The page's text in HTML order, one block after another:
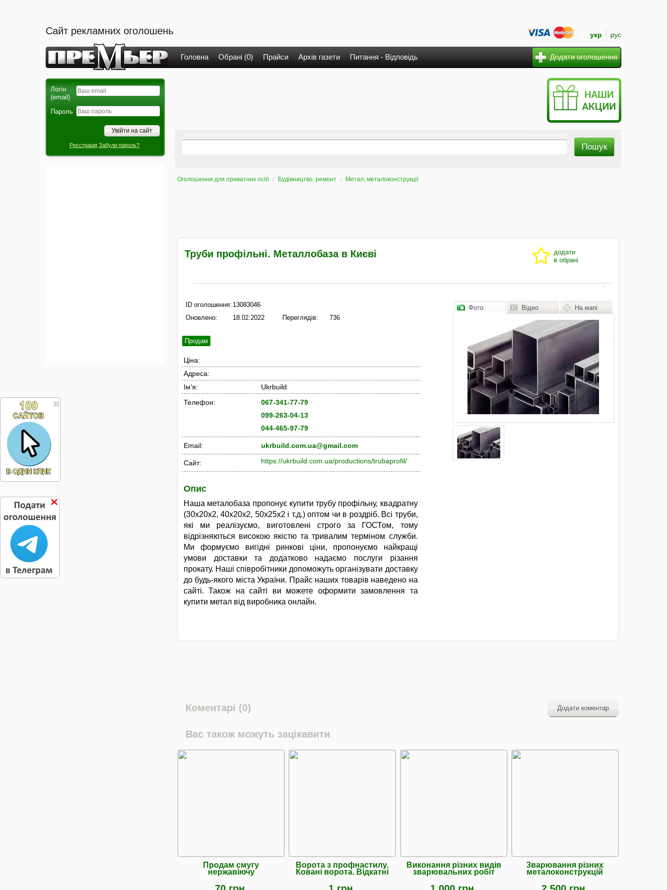
Сайт рекламних оголошень укр рус
Головна Обрані (0) Прайси Архів газети Питання - Відповідь Додати оголошення
Логін
(email)
Пароль
Реєстрація Забули пароль?
Оголошення для приватних осіб Будівництво, ремонт Метал, металоконструкції
Труби профільні. Металлобаза в Києві
додати
в обрані
ID оголошення: 13083046
Оновлено:
18.02.2022 Переглядів: 736
Продам
Ціна:
Адреса:
Ім'я:
Ukrbuild
Телефон:
067-341-77-79
099-263-04-13
044-465-97-79
Email: ukrbuild.com.ua@gmail.com
Сайт: https://ukrbuild.com.ua/productions/trubaprofil/
Опис
Наша металобаза пропонує купити трубу профільну, квадратну
(30х20х2, 40х20х2, 50х25х2 і т.д.) оптом чи в роздріб. Всі труби,
які ми реалізуємо, виготовлені строго за ГОСТом, тому
відрізняються високою якістю та тривалим терміном служби.
Ми формуємо вигідні ринкові ціни, пропонуємо найкращі
умови доставки та додатково надаємо послуги різання
прокату. Наші співробітники допоможуть організувати доставку
до будь-якого міста України. Прайс наших товарів наведено на
сайті. Також на сайті ви можете оформити замовлення та
купити метал від виробника онлайн.
Фото Відео На мапі
Коментарі (0) Додати коментар
Вас також можуть зацікавити
Продам смугу
нержавіючу
Ворота з профнастилу.
Ковані ворота. Відкатні
Виконання різних видів
зварювальних робіт
Зварювання різних
металоконструкцій